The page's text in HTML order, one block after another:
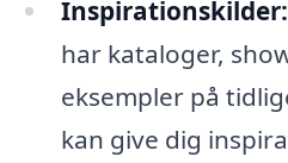
Inspirationskilder:
har kataloger,
eksempler på
kan give dig